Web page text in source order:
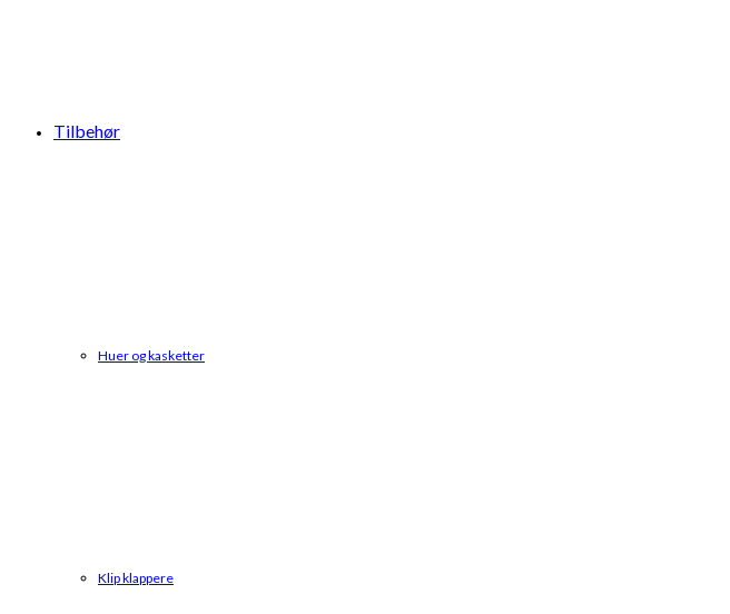
Tilbehør
Huer og kasketter
Klip klappere